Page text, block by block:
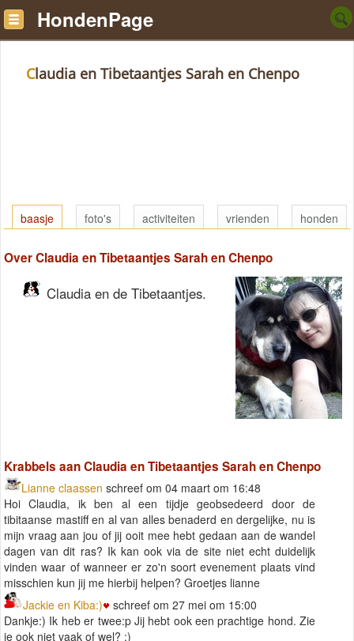
HondenPage
Claudia en Tibetaantjes Sarah en Chenpo
baasje foto's activiteiten vrienden honden
Over Claudia en Tibetaantjes Sarah en Chenpo
Claudia en de Tibetaantjes.
Krabbels aan Claudia en Tibetaantjes Sarah en Chenpo
Lianne claassen schreef om 04 maart om 16:48
Hoi Claudia, ik ben al een tijdje geobsedeerd door de
tibitaanse mastiff en al van alles benaderd en dergelijke, nu is
mijn vraag aan jou of jij ooit mee hebt gedaan aan de wandel
dagen van dit ras? Ik kan ook via de site niet echt duidelijk
vinden waar of wanneer er zo'n soort evenement plaats vind
misschien kun jij me hierbij helpen? Groetjes lianne
Jackie en Kiba:)
schreef om 27 mei om 15:00
Dankje:) Ik heb er twee:p Jij hebt ook een prachtige hond. Zie
je ook niet vaak of wel? :)